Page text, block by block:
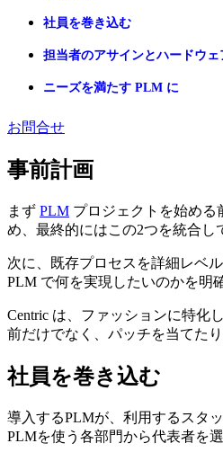
社員を巻き込む
担当者のアサインとハードウェ
ニーズを満たす PLM に
お問合せ
事前計画
まず PLM プロジェクトを始める
め、最終的にはこの2つを統合し
次に、既存プロセスを詳細レベ
PLM で何を実現したいのかを明
Centric は、ファッションに特化
前だけでなく、パッチを当てた
社員を巻き込む
導入するPLMが、利用するスタ
PLMを使う各部門から代表者を